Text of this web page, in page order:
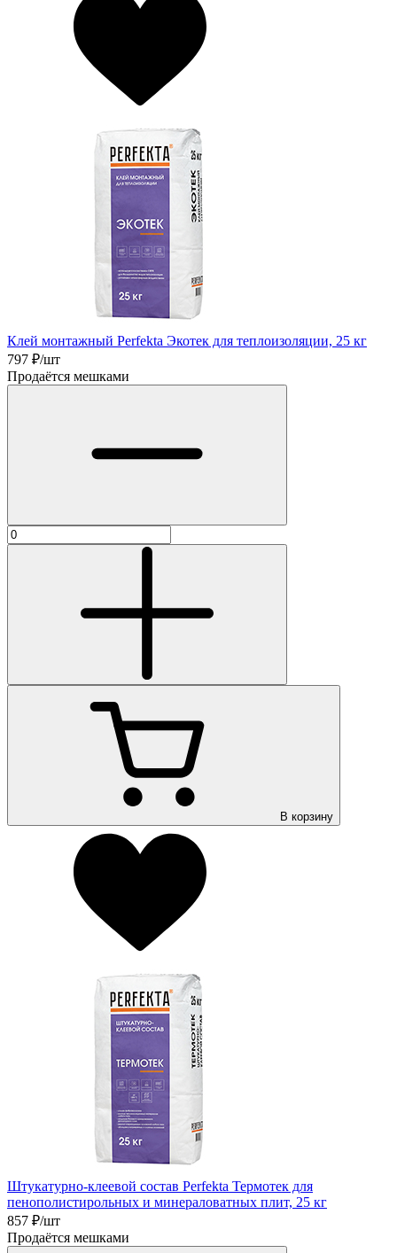
Клей монтажный Perfekta Экотек для теплоизоляции, 25 кг
797 ₽/шт
Продаётся мешками
В корзину
Штукатурно-клеевой состав Perfekta Термотек для
пенополистирольных и минераловатных плит, 25 кг
857 ₽/шт
Продаётся мешками